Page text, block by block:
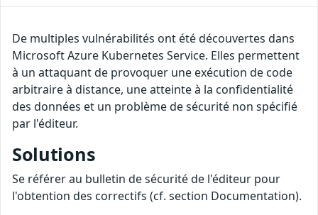
De multiples vulnérabilités ont été découvertes dans
Microsoft Azure Kubernetes Service. Elles permettent
à un attaquant de provoquer une exécution de code
arbitraire à distance, une atteinte à la confidentialité
des données et un problème de sécurité non spécifié
par l'éditeur.
Solutions
Se référer au bulletin de sécurité de l'éditeur pour
l'obtention des correctifs (cf. section Documentation).